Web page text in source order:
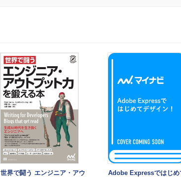
世界で闘う エンジニア・アウ
Adobe Expressではじめ